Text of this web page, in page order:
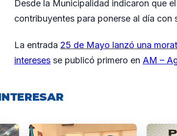
Desde la Municipalidad indicaron que
contribuyentes para ponerse al día con
La entrada 25 de Mayo lanzó una
intereses se publicó primero en AM –